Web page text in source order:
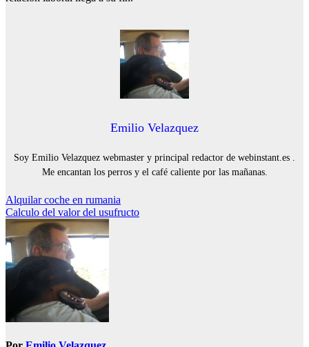
Emilio Velazquez
Soy Emilio Velazquez webmaster y principal redactor de webinstant.es .
Me encantan los perros y el café caliente por las mañanas.
Navegación
de
entradas
Alquilar coche en rumania
Calculo del valor del usufructo